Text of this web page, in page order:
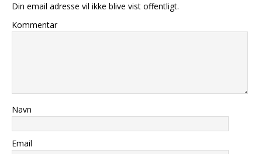
Din email adresse vil ikke blive vist offentligt.
Kommentar
Navn
Email